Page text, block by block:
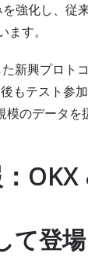
強化し、従
す。
新興プロト
もテスト参
のデータ
て登場